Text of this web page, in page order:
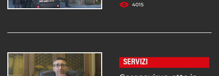
4015
SERVIZI